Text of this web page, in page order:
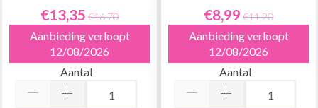
€13,35 €16,70
Aanbieding verloopt
12/08/2026
Aantal
€8,99 €11,20
Aanbieding verloopt
12/08/2026
Aantal